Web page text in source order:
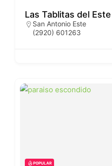
Las Tablitas del Este
San Antonio Este
(2920) 601263
POPULAR